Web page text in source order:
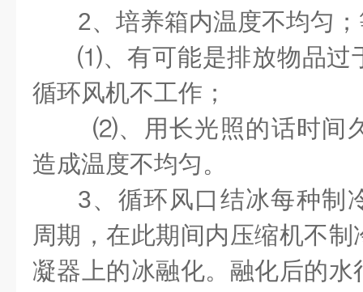
2、培养箱内温度不均匀
⑴、有可能是排放物品过
循环风机不工作；
⑵、用长光照的话时间
造成温度不均匀。
3、循环风口结冰每种制
周期，在此期间内压缩机不
凝器上的冰融化。融化后的